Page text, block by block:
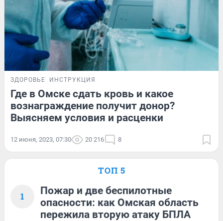
ЗДОРОВЬЕ ИНСТРУКЦИЯ
Где в Омске сдать кровь и какое
вознаграждение получит донор?
Выясняем условия и расценки
12 июня, 2023, 07:30 20 216 8
ТОП 5
1
Пожар и две беспилотные
опасности: как Омская область
пережила вторую атаку БПЛА